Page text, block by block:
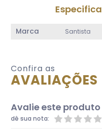
Marca Santista
Confira as
AVALIAÇÕES
Avalie este produto
dê sua nota: